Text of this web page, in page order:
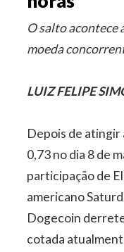
O salto acontece
moeda
LUIZ FELIPE
Depois de atingir
0,73 no dia 8 de
participação de
americano
Dogecoin
cotada